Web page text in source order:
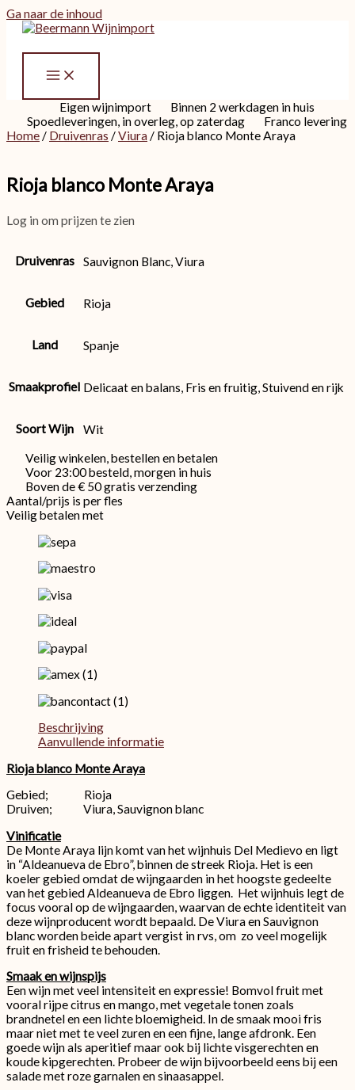
Ga naar de inhoud
Eigen wijnimport
Binnen 2 werkdagen in huis
Spoedleveringen, in overleg, op zaterdag
Franco levering
Home/ Druivenras /Viura/ Rioja blanco Monte Araya
Rioja blanco Monte Araya
Log in om prijzen te zien
Druivenras Sauvignon Blanc, Viura
Gebied Rioja
Land Spanje
Smaakprofiel Delicaat en balans, Fris en fruitig, Stuivend en rijk
Soort Wijn Wit
Veilig winkelen, bestellen en betalen
Voor 23:00 besteld, morgen in huis
Boven de € 50 gratis verzending
Aantal/prijs is per fles
Veilig betalen met
Beschrijving
Aanvullende informatie
Rioja blanco Monte Araya
Gebied; Rioja
Druiven; Viura, Sauvignon blanc
Vinificatie
De Monte Araya lijn komt van het wijnhuis Del Medievo en ligt
in “Aldeanueva de Ebro”, binnen de streek Rioja. Het is een
koeler gebied omdat de wijngaarden in het hoogste gedeelte
van het gebied Aldeanueva de Ebro liggen. Het wijnhuis legt de
focus vooral op de wijngaarden, waarvan de echte identiteit van
deze wijnproducent wordt bepaald. De Viura en Sauvignon
blanc worden beide apart vergist in rvs, om zo veel mogelijk
fruit en frisheid te behouden.
Smaak en wijnspijs
Een wijn met veel intensiteit en expressie! Bomvol fruit met
vooral rijpe citrus en mango, met vegetale tonen zoals
brandnetel en een lichte bloemigheid. In de smaak mooi fris
maar niet met te veel zuren en een fijne, lange afdronk. Een
goede wijn als aperitief maar ook bij lichte visgerechten en
koude kipgerechten. Probeer de wijn bijvoorbeeld eens bij een
salade met roze garnalen en sinaasappel.